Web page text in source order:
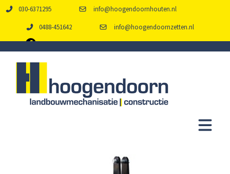
030-6371295 info@hoogendoornhouten.nl
0488-451642 info@hoogendoornzetten.nl